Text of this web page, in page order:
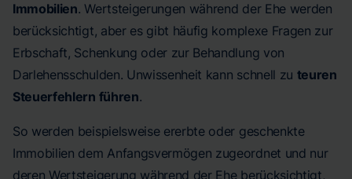
Immobilien. Wertsteigerungen während der Ehe werden
berücksichtigt, aber es gibt häufig komplexe Fragen zur
Erbschaft, Schenkung oder zur Behandlung von
Darlehensschulden. Unwissenheit kann schnell zu teuren
Steuerfehlern führen.
So werden beispielsweise ererbte oder geschenkte
Immobilien dem Anfangsvermögen zugeordnet und nur
deren Wertsteigerung während der Ehe berücksichtigt,